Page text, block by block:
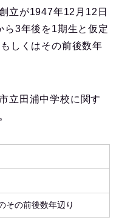
立が1947年12月12日
ら3年後を1期生と仮定
しくはその前後数年
立田浦中学校に関す
その前後数年辺り